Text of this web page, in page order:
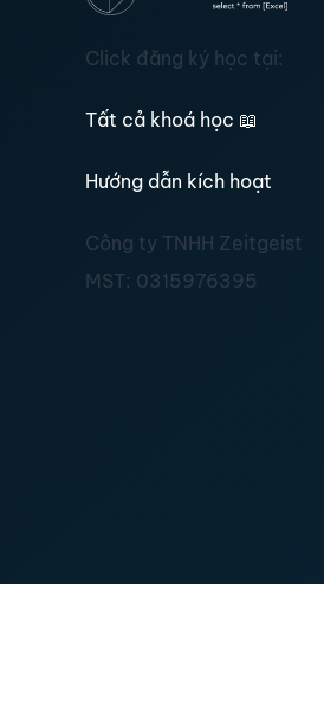
Click đăng ký học tại:
Tất cả khoá học 📖
Hướng dẫn kích hoạt
Công ty TNHH Zeitgeist
MST: 0315976395